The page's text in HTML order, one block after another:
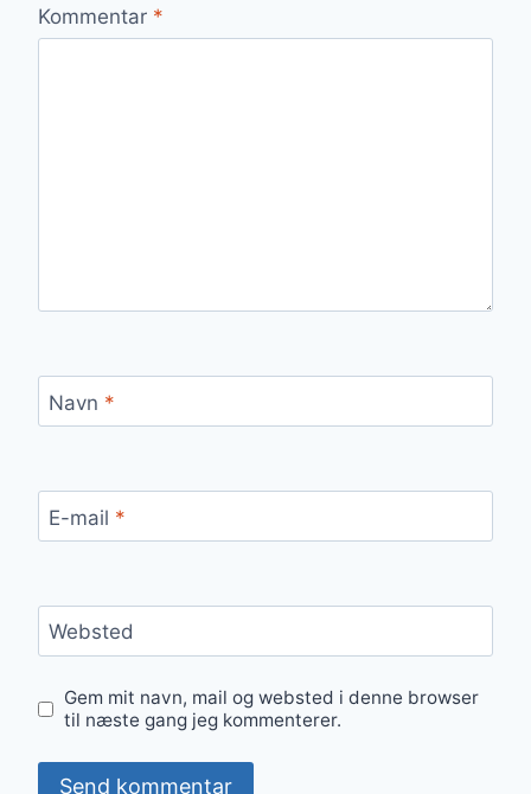
Kommentar *
Navn *
E-mail *
Websted
Gem mit navn, mail og websted i denne browser
til næste gang jeg kommenterer.